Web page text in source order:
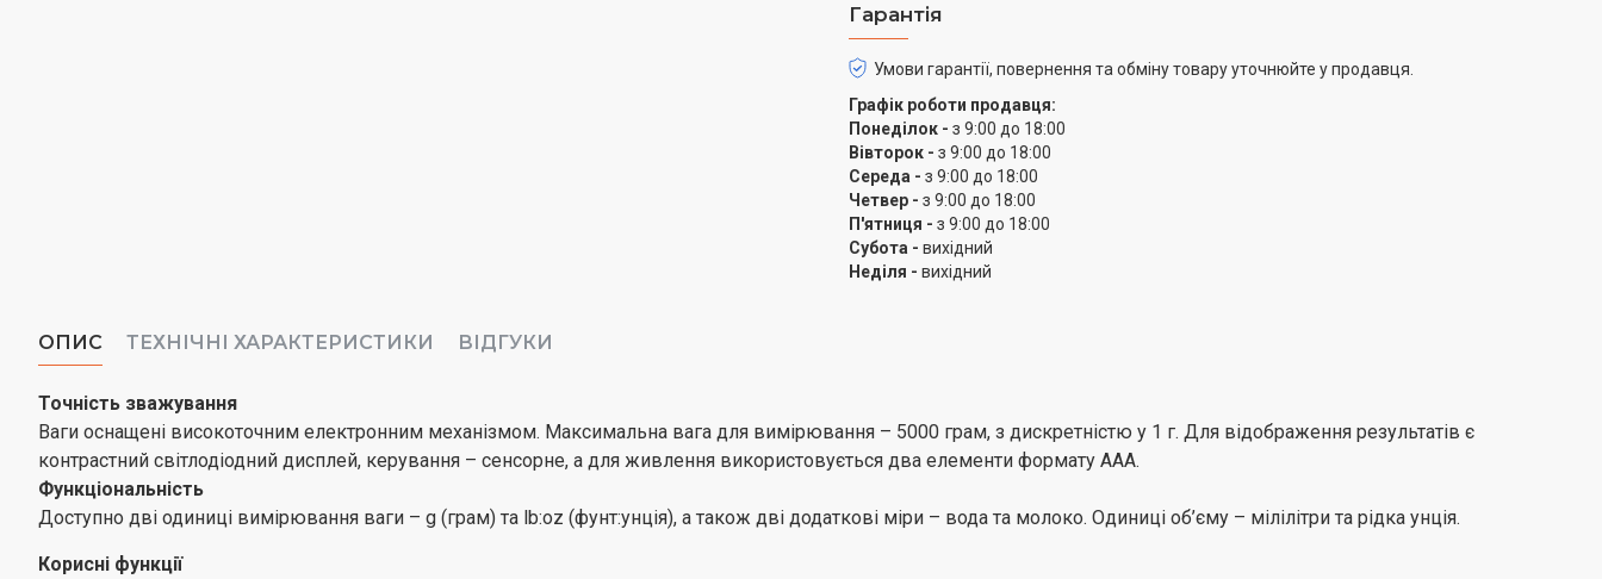
Гарантія
Умови гарантії, повернення та обміну товару уточнюйте у продавця.
Графік роботи продавця:
Понеділок - з 9:00 до 18:00
Вівторок - з 9:00 до 18:00
Середа - з 9:00 до 18:00
Четвер - з 9:00 до 18:00
П'ятниця - з 9:00 до 18:00
Субота - вихідний
Неділя - вихідний
ОПИС ТЕХНІЧНІ ХАРАКТЕРИСТИКИ ВІДГУКИ
Точність зважування
Ваги оснащені високоточним електронним механізмом. Максимальна вага для вимірювання – 5000 грам, з дискретністю у 1 г. Для відображення результатів є
контрастний світлодіодний дисплей, керування – сенсорне, а для живлення використовується два елементи формату AAA.
Функціональність
Доступно дві одиниці вимірювання ваги – g (грам) та lb:oz (фунт:унція), а також дві додаткові міри – вода та молоко. Одиниці об’єму – мілілітри та рідка унція.
Корисні функції